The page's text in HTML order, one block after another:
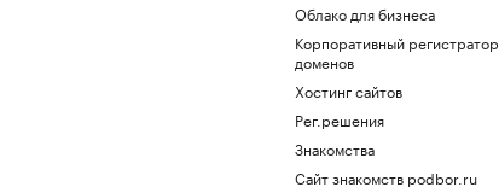
Облако для бизнеса
Корпоративный регистратор
доменов
Хостинг сайтов
Рег.решения
Знакомства
Сайт знакомств podbor.ru